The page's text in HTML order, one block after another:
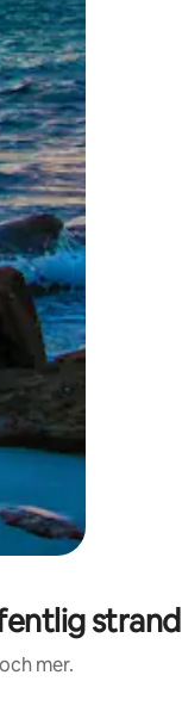
strand
mer.